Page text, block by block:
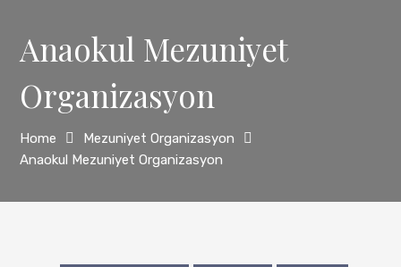
Anaokul Mezuniyet
Organizasyon
Home
Mezuniyet Organizasyon
Anaokul Mezuniyet Organizasyon